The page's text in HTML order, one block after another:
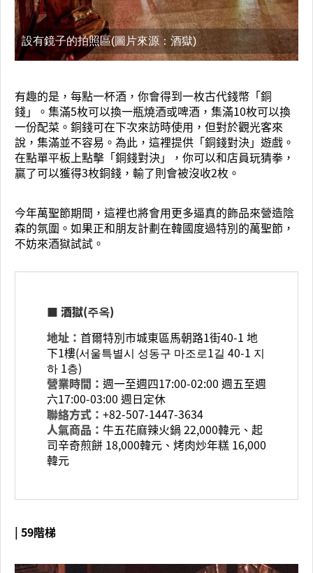
設有鏡子的拍照區(圖片來源：酒獄)
有趣的是，每點一杯酒，你會得到一枚古代錢幣「銅
錢」。集滿5枚可以換一瓶燒酒或啤酒，集滿10枚可以換
一份配菜。銅錢可在下次來訪時使用，但對於觀光客來
說，集滿並不容易。為此，這裡提供「銅錢對決」遊戲。
在點單平板上點擊「銅錢對決」，你可以和店員玩猜拳，
贏了可以獲得3枚銅錢，輸了則會被沒收2枚。
今年萬聖節期間，這裡也將會用更多逼真的飾品來營造陰
森的氛圍。如果正和朋友計劃在韓國度過特別的萬聖節，
不妨來酒獄試試。
■ 酒獄(주옥)
地址： 首爾特別市城東區馬朝路1街40-1 地
下1樓(서울특별시 성동구 마조로1길 40-1 지
하 1층)
營業時間： 週一至週四17:00-02:00 週五至週
六17:00-03:00 週日定休
聯絡方式： +82-507-1447-3634
人氣商品： 牛五花麻辣火鍋 22,000韓元、起
司辛奇煎餅 18,000韓元、烤肉炒年糕 16,000
韓元
| 59階梯